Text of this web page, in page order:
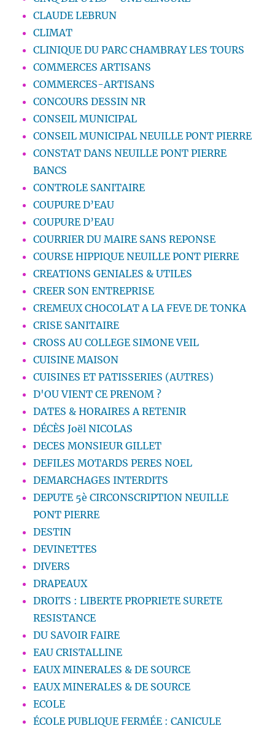
CLAUDE LEBRUN
CLIMAT
CLINIQUE DU PARC CHAMBRAY LES TOURS
COMMERCES ARTISANS
COMMERCES-ARTISANS
CONCOURS DESSIN NR
CONSEIL MUNICIPAL
CONSEIL MUNICIPAL NEUILLE PONT PIERRE
CONSTAT DANS NEUILLE PONT PIERRE
BANCS
CONTROLE SANITAIRE
COUPURE D’EAU
COUPURE D’EAU
COURRIER DU MAIRE SANS REPONSE
COURSE HIPPIQUE NEUILLE PONT PIERRE
CREATIONS GENIALES & UTILES
CREER SON ENTREPRISE
CREMEUX CHOCOLAT A LA FEVE DE TONKA
CRISE SANITAIRE
CROSS AU COLLEGE SIMONE VEIL
CUISINE MAISON
CUISINES ET PATISSERIES (AUTRES)
D'OU VIENT CE PRENOM ?
DATES & HORAIRES A RETENIR
DÉCÈS Joël NICOLAS
DECES MONSIEUR GILLET
DEFILES MOTARDS PERES NOEL
DEMARCHAGES INTERDITS
DEPUTE 5è CIRCONSCRIPTION NEUILLE
PONT PIERRE
DESTIN
DEVINETTES
DIVERS
DRAPEAUX
DROITS : LIBERTE PROPRIETE SURETE
RESISTANCE
DU SAVOIR FAIRE
EAU CRISTALLINE
EAUX MINERALES & DE SOURCE
EAUX MINERALES & DE SOURCE
ECOLE
ÉCOLE PUBLIQUE FERMÉE : CANICULE